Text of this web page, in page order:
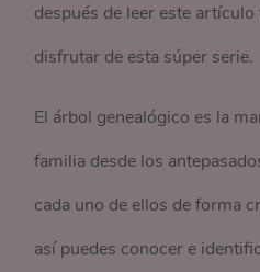
después de leer este
disfrutar de esta súper serie.
El árbol genealógico es la
familia desde los
cada uno de ellos de forma
así puedes conocer e